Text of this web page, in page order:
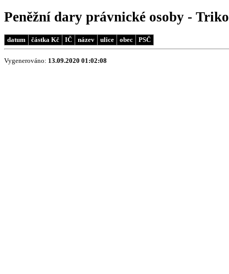
Peněžní dary právnické osoby -
datum částka Kč IČ název ulice obec PSČ
Vygenerováno: 13.09.2020 01:02:08